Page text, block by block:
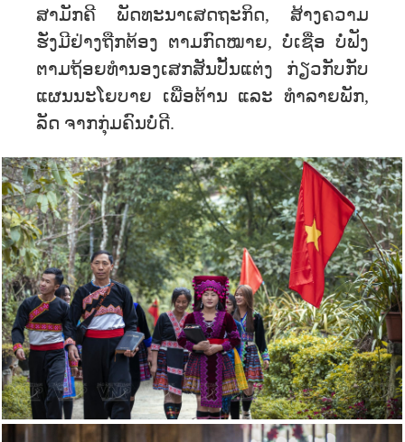
ສາມັກຄີ ພັດທະນາເສດຖະກິດ, ສ້າງຄວາມ
ຮັ່ງມີຢ່າງຖືກຕ້ອງ ຕາມກົດໝາຍ, ບໍ່ເຊື່ອ ບໍ່​ຟັງ
ຕາມ​ຖ້ອຍທຳນອງເສກສັນປັ້ນແຕ່ງ ກ່ຽວກັບກັບ
ແຜນນະໂຍບາຍ ເພື່ອຕ້ານ ແລະ ທຳລາຍພັກ,
ລັດ ຈາກກຸ່ມຄົນບໍ່ດີ.